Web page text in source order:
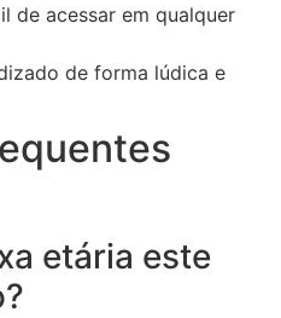
de acessar em qualquer
de forma lúdica e
etária este